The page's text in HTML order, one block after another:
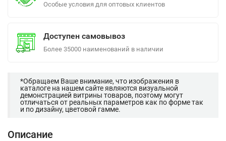
Особые условия для оптовых клиентов
Доступен самовывоз
Более 35000 наименований в наличии
*Обращаем Ваше внимание, что изображения в
каталоге на нашем сайте являются визуальной
демонстрацией витрины товаров, поэтому могут
отличаться от реальных параметров как по форме так
и по дизайну, цветовой гамме.
Описание